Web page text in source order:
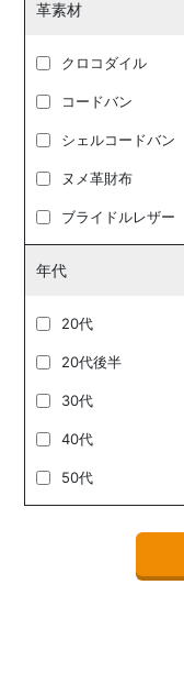
革素材
クロコダイル
コードバン
シェルコードバン
ヌメ革財布
ブライドルレザー
年代
20代
20代後半
30代
40代
50代